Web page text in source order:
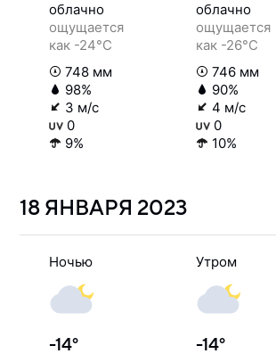
облачно
ощущается
как -24°C
748 мм
98%
3 м/с
0
9%
облачно
ощущается
как -26°C
746 мм
90%
4 м/с
0
10%
18 ЯНВАРЯ 2023
Ночью
-14°
Утром
-14°